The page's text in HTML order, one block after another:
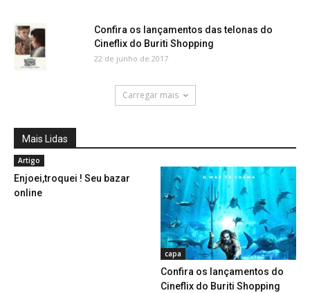
Confira os lançamentos das telonas do
Cineflix do Buriti Shopping
22 de junho de 2017
Carregar mais
Mais Lidas
Artigo
Enjoei,troquei ! Seu bazar
online
capa
Confira os lançamentos do
Cineflix do Buriti Shopping